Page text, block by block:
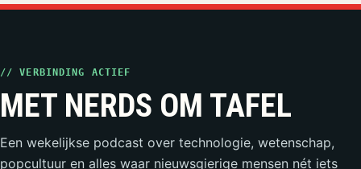
// VERBINDING ACTIEF
MET NERDS OM TAFEL
Een wekelijkse podcast over technologie, wetenschap,
popcultuur en alles waar nieuwsgierige mensen nét iets